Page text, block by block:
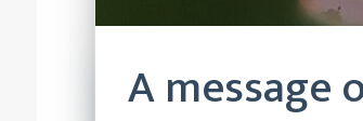
A message